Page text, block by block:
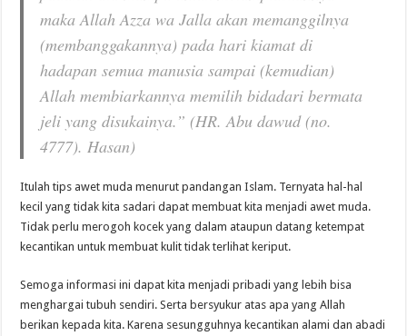
maka Allah Azza wa Jalla akan memanggilnya
(membanggakannya) pada hari kiamat di
hadapan semua manusia sampai (kemudian)
Allah membiarkannya memilih bidadari bermata
jeli yang disukainya.” (HR. Abu dawud (no.
4777). Hasan)
Itulah tips awet muda menurut pandangan Islam. Ternyata hal-hal
kecil yang tidak kita sadari dapat membuat kita menjadi awet muda.
Tidak perlu merogoh kocek yang dalam ataupun datang ketempat
kecantikan untuk membuat kulit tidak terlihat keriput.
Semoga informasi ini dapat kita menjadi pribadi yang lebih bisa
menghargai tubuh sendiri. Serta bersyukur atas apa yang Allah
berikan kepada kita. Karena sesungguhnya kecantikan alami dan abadi